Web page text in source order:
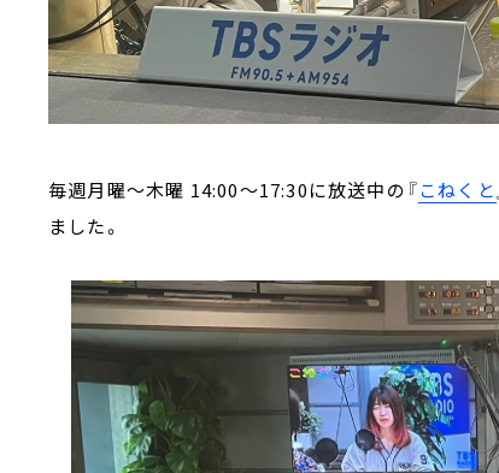
毎週月曜～木曜 14:00～17:30に放送中の『こねくと
ました。